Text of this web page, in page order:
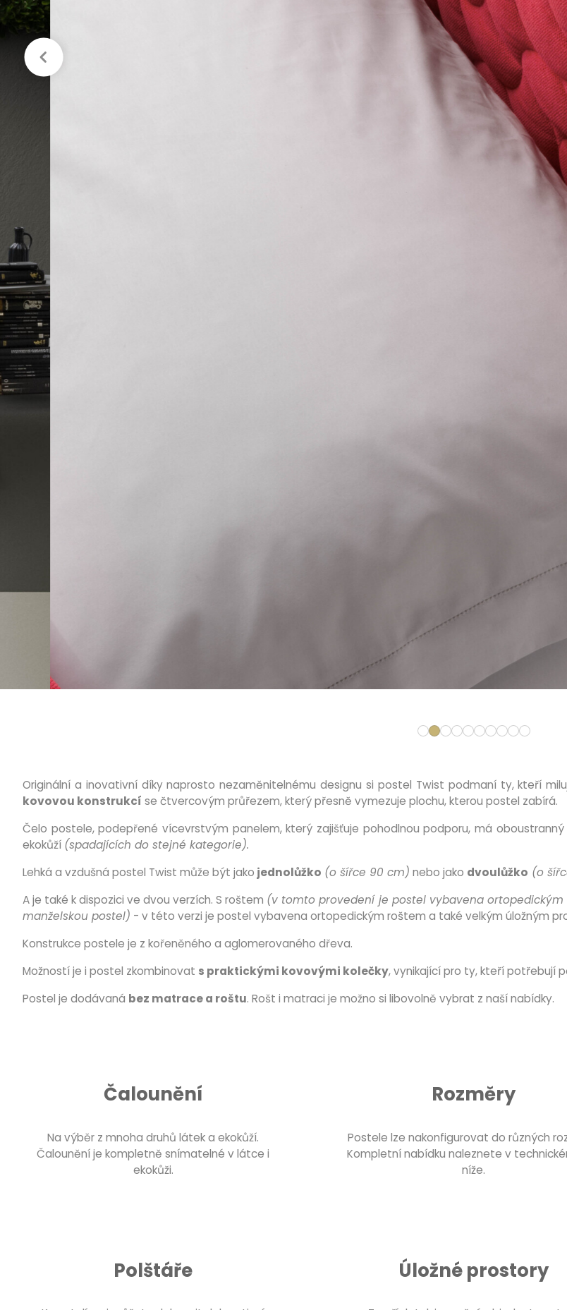
Originální a inovativní díky naprosto nezaměnitelnému designu si postel Twist podmaní ty, kteří
kovovou konstrukcí se čtvercovým průřezem, který přesně vymezuje plochu, kterou postel zabírá.
Čelo postele, podepřené vícevrstvým panelem, který zajišťuje pohodlnou podporu, má
ekokůží (spadajících do stejné kategorie).
Lehká a vzdušná postel Twist může být jako jednolůžko (o šířce 90 cm) nebo jako dvoulůžko (o
A je také k dispozici ve dvou verzích. S roštem (v tomto provedení je postel vybavena
manželskou postel) - v této verzi je postel vybavena ortopedickým roštem a také velkým úložným
Konstrukce postele je z kořeněného a aglomerovaného dřeva.
Možností je i postel zkombinovat s praktickými kovovými kolečky, vynikající pro ty, kteří potřebují
Postel je dodávaná bez matrace a roštu. Rošt i matraci je možno si libovolně vybrat z naší nabídky.
Čalounění
Na výběr z mnoha druhů látek a ekokůží.
Čalounění je kompletně snímatelné v látce i
ekokůži.
Rozměry
Postele lze nakonfigurovat do různých
Kompletní nabídku naleznete v
níže.
Polštáře Úložné prostory